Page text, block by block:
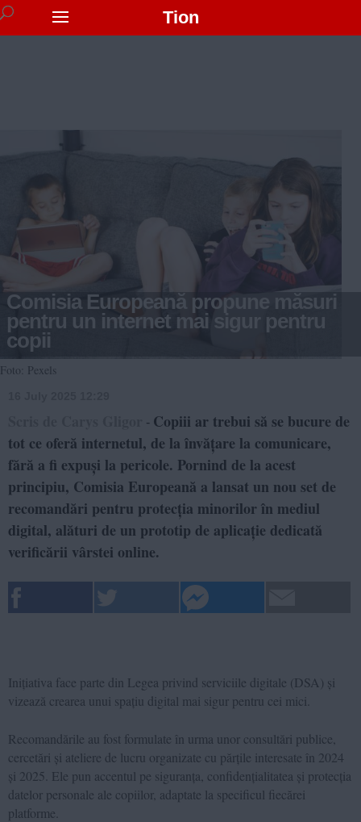
Tion
Comisia Europeană propune măsuri
pentru un internet mai sigur pentru
copii
Foto: Pexels
- Copiii ar trebui să se bucure de
tot ce oferă internetul, de la învățare la comunicare,
fără a fi expuși la pericole. Pornind de la acest
principiu, Comisia Europeană a lansat un nou set de
recomandări pentru protecția minorilor în mediul
digital, alături de un prototip de aplicație dedicată
verificării vârstei online.
Inițiativa face parte din Legea privind serviciile digitale (DSA) și
vizează crearea unui spațiu digital mai sigur pentru cei mici.
Recomandările au fost formulate în urma unor consultări publice,
cercetări și ateliere de lucru organizate cu părțile interesate în 2024
și 2025. Ele pun accentul pe siguranța, confidențialitatea și protecția
datelor personale ale copiilor, adaptate la specificul fiecărei
platforme.